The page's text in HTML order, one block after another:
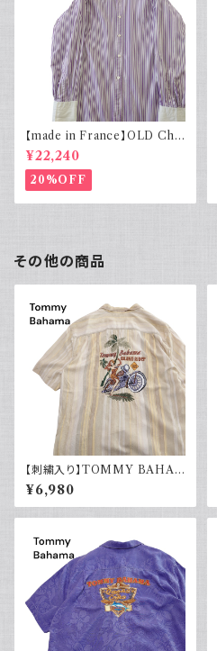
【made in France】OLD Cha
rvet ストライプ 切り替え 紫
¥22,240
20%OFF
その他の商品
【刺繍入り】TOMMY BAHA
MA トミーバハマ オープンカラ
ーシャツ シルク100％ 開禁 古
着 アメカジ ストライプ
¥6,980